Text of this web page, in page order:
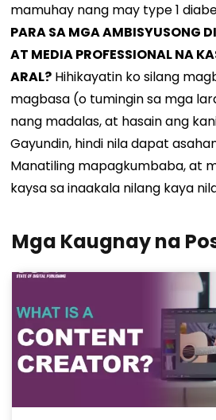
mamuhay nang may type 1
PARA SA MGA AMBISYUSONG
AT MEDIA PROFESSIONAL NA
ARAL? Hihikayatin ko silang
magbasa (o tumingin sa mga
nang madalas, at hasain ang
Gayundin, hindi nila dapat
Manatiling mapagkumbaba, at
kaysa sa inaakala nilang kaya
Mga Kaugnay na